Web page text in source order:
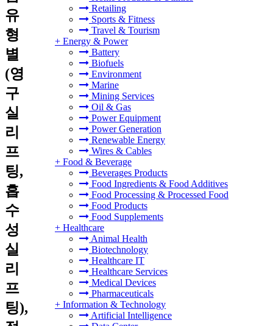
Retailing
Sports & Fitness
Travel & Tourism
+ Energy & Power
Battery
Biofuels
Environment
Marine
Mining Services
Oil & Gas
Power Equipment
Power Generation
Renewable Energy
Wires & Cables
+ Food & Beverage
Beverages Products
Food Ingredients & Food Additives
Food Processing & Processed Food
Food Products
Food Supplements
+ Healthcare
Animal Health
Biotechnology
Healthcare IT
Healthcare Services
Medical Devices
Pharmaceuticals
+ Information & Technology
Artificial Intelligence
유
형
별
(영
구
실
리
프
팅,
흡
수
성
실
리
프
팅),